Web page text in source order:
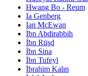
Hwang Bo - Reum
Ia Genberg
Ian McEwan
İbn Abdirabbih
İbn Rüşd
İbn Sina
İbn Tufeyl
İbrahim Kalın